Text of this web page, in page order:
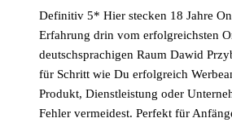
Definitiv 5* Hier stecken 18 Jahre
Erfahrung drin vom erfolgreichsten
deutschsprachigen Raum Dawid
für Schritt wie Du erfolgreich
Produkt, Dienstleistung oder
Fehler vermeidest. Perfekt für